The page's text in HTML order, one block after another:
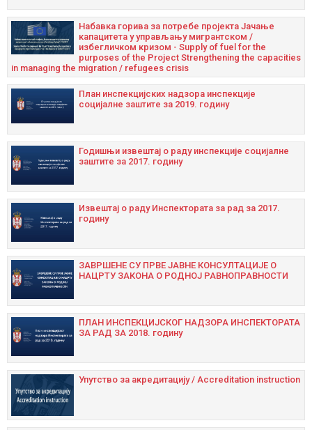
Набавка горива за потребе пројекта Јачање
капацитета у управљању мигрантском /
избегличком кризом - Supply of fuel for the
purposes of the Project Strengthening the capacities
in managing the migration / refugees crisis
План инспекцијских надзора инспекције
социјалне заштите за 2019. годину
Годишњи извештај о раду инспекције социјалне
заштите за 2017. годину
Извештај о раду Инспектората за рад за 2017.
годину
ЗАВРШЕНЕ СУ ПРВЕ ЈАВНЕ КОНСУЛТАЦИЈЕ О
НАЦРТУ ЗАКОНА О РОДНОЈ РАВНОПРАВНОСТИ
ПЛАН ИНСПЕКЦИЈСКОГ НАДЗОРА ИНСПЕКТОРАТА
ЗА РАД ЗА 2018. годину
Упутство за акредитацију / Accreditation instruction